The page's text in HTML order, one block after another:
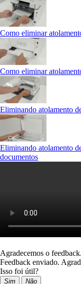
Como eliminar
Como eliminar
Eliminando atolamento
Eliminando atolamento
documentos
Agradecemos o feedback.
Feedback enviado.
Isso foi útil?
Sim Não